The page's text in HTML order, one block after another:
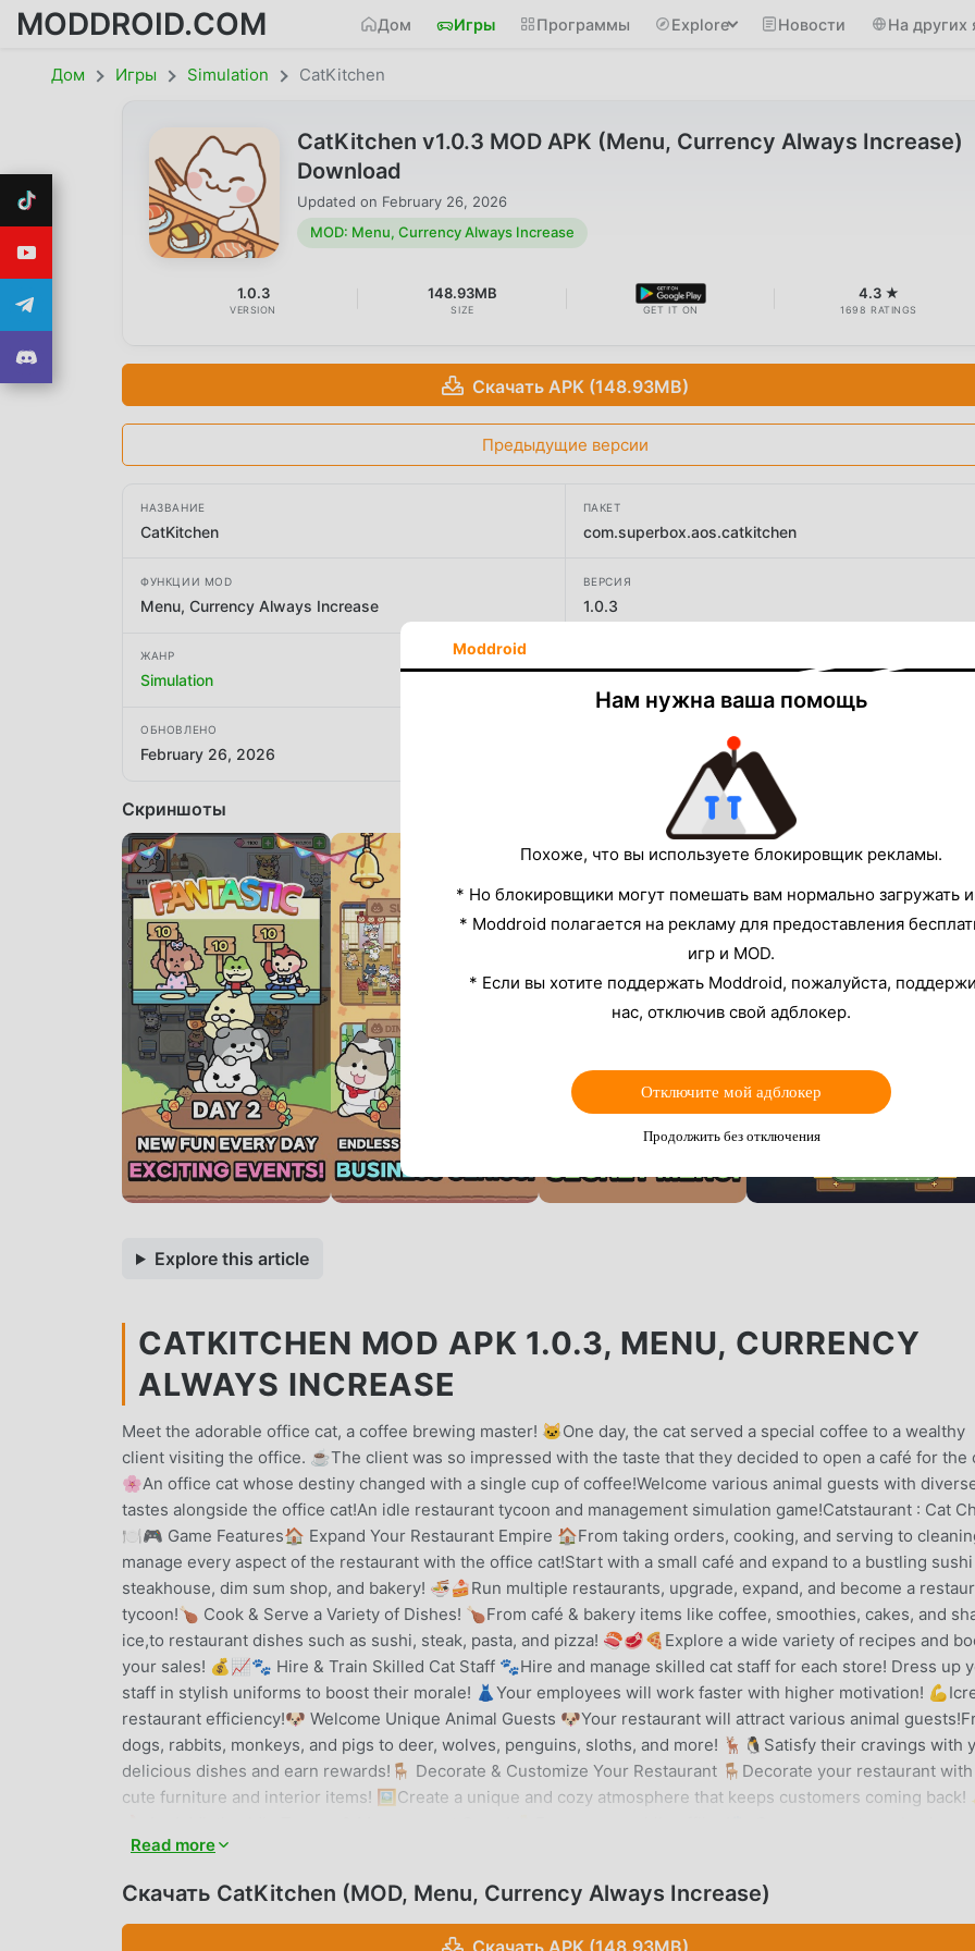
MODDROID.COM Дом Игры Программы Explore Новости На других
Дом Игры Simulation CatKitchen
CatKitchen v1.0.3 MOD APK (Menu, Currency Always Increase)
Download
Updated on February 26, 2026
MOD: Menu, Currency Always Increase
1.0.3
VERSION
148.93MB
SIZE GET IT ON
4.3 ★
1698 RATINGS
Скачать APK (148.93MB)
Предыдущие версии
НАЗВАНИЕ
CatKitchen
ПАКЕТ
com.superbox.aos.catkitchen
ФУНКЦИИ MOD
Menu, Currency Always Increase
ВЕРСИЯ
1.0.3
ЖАНР
Simulation
ОБНОВЛЕНО
February 26, 2026
Скриншоты
Explore this article
CATKITCHEN MOD APK 1.0.3, MENU, CURRENCY
ALWAYS INCREASE
Meet the adorable office cat, a coffee brewing master! 🐱One day, the cat served a special coffee to a wealthy
client visiting the office. ☕The client was so impressed with the taste that they decided to open a café for the
🌸An office cat whose destiny changed with a single cup of coffee!Welcome various animal guests with
tastes alongside the office cat!An idle restaurant tycoon and management simulation game!Catstaurant : Cat
🍽️🎮 Game Features🏠 Expand Your Restaurant Empire 🏠From taking orders, cooking, and serving to
manage every aspect of the restaurant with the office cat!Start with a small café and expand to a bustling sushi
steakhouse, dim sum shop, and bakery! 🍜🍰Run multiple restaurants, upgrade, expand, and become a
tycoon!🍗 Cook & Serve a Variety of Dishes! 🍗From café & bakery items like coffee, smoothies, cakes, and
ice,to restaurant dishes such as sushi, steak, pasta, and pizza! 🍣🥩🍕Explore a wide variety of recipes and
your sales! 💰📈🐾 Hire & Train Skilled Cat Staff 🐾Hire and manage skilled cat staff for each store! Dress up
staff in stylish uniforms to boost their morale! 👗Your employees will work faster with higher motivation!
restaurant efficiency!🐶 Welcome Unique Animal Guests 🐶Your restaurant will attract various animal
dogs, rabbits, monkeys, and pigs to deer, wolves, penguins, sloths, and more! 🦌🐧Satisfy their cravings with
delicious dishes and earn rewards!🪑 Decorate & Customize Your Restaurant 🪑Decorate your restaurant with
cute furniture and interior items! 🖼️Create a unique and cozy atmosphere that keeps customers coming back!
effortlessly!🍽️ Casual, stress-free gameplay!Download now and create a fantastic restaurant with the office cat,
https://www.facebook.com/superbox01📧 Email: help@superboxgo.com----🔒 Privacy Policy:
https://superboxgo.com/privacypolicy_en.php📜 Terms of Service: https://superboxgo.com/
Read more
Скачать CatKitchen (MOD, Menu, Currency Always Increase)
Скачать APK (148.93MB)
Moddroid
Нам нужна ваша помощь
Похоже, что вы используете блокировщик рекламы.
* Но блокировщики могут помешать вам нормально загружать
* Moddroid полагается на рекламу для предоставления
игр и MOD.
* Если вы хотите поддержать Moddroid, пожалуйста,
нас, отключив свой адблокер.
Отключите мой адблокер
Продолжить без отключения